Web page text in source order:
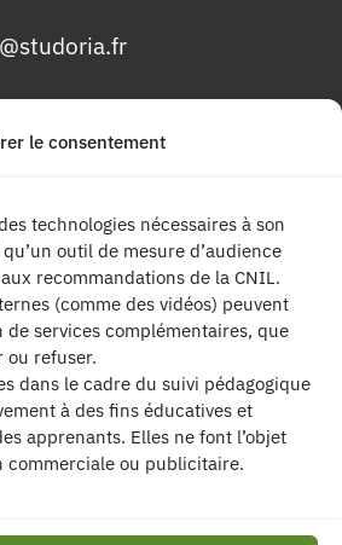
le consentement
technologies nécessaires à son
outil de mesure d’audience
recommandations de la CNIL.
(comme des vidéos) peuvent
de services complémentaires, que
ou refuser.
dans le cadre du suivi pédagogique
à des fins éducatives et
apprenants. Elles ne font l’objet
commerciale ou publicitaire.
Pompidou
Suivez-nous
publiés sur ce site sont